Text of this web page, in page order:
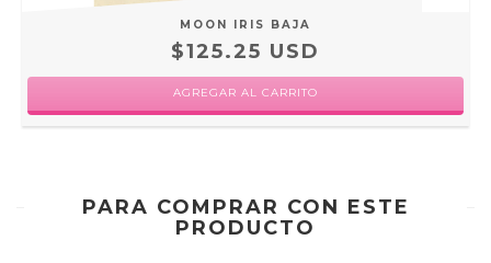
MOON IRIS BAJA
$125.25 USD
AGREGAR AL CARRITO
PARA COMPRAR CON ESTE
PRODUCTO